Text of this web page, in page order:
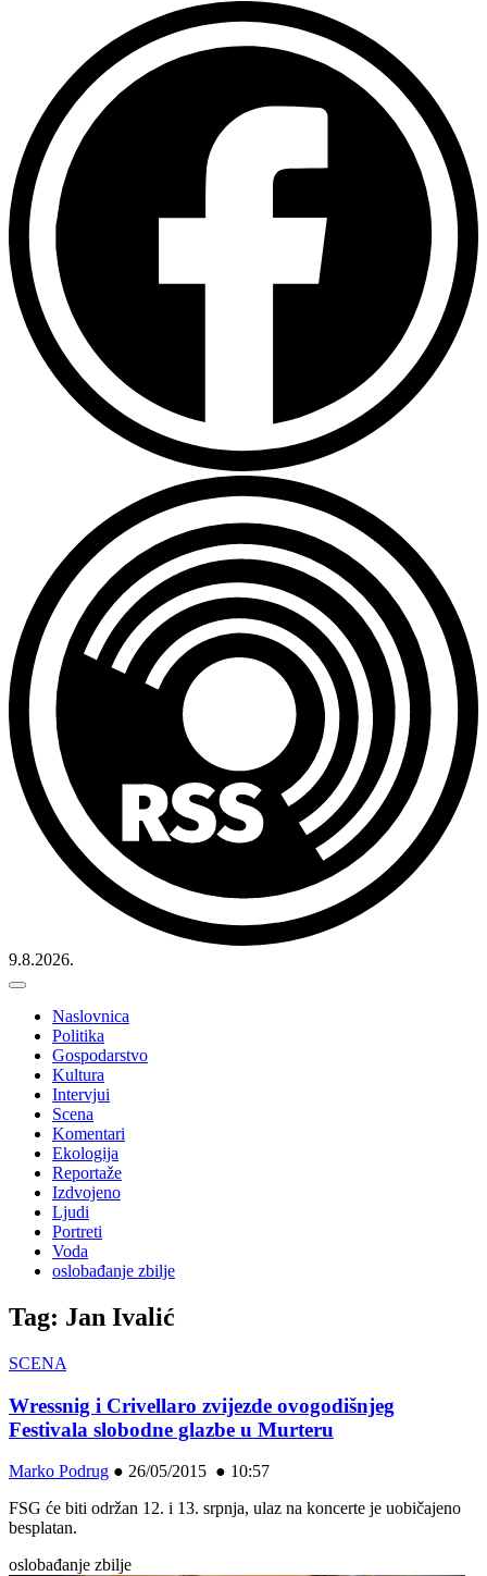
9.8.2026.
Naslovnica
Politika
Gospodarstvo
Kultura
Intervjui
Scena
Komentari
Ekologija
Reportaže
Izdvojeno
Ljudi
Portreti
Voda
oslobađanje zbilje
Tag: Jan Ivalić
SCENA
Wressnig i Crivellaro zvijezde ovogodišnjeg
Festivala slobodne glazbe u Murteru
Marko Podrug ● 26/05/2015 ● 10:57
FSG će biti održan 12. i 13. srpnja, ulaz na koncerte je uobičajeno
besplatan.
oslobađanje zbilje